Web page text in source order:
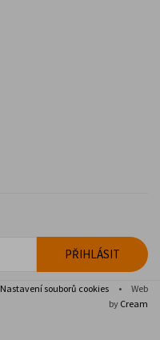
Nastavení souborů cookies •
Web
by Cream